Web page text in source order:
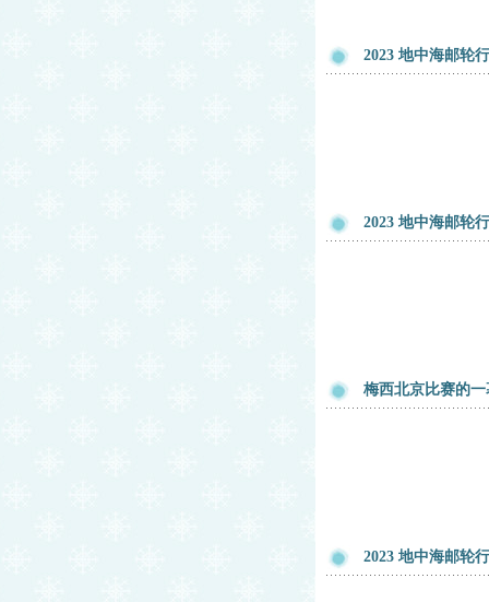
2023 地中海邮轮
2023 地中海邮轮
梅西北京比赛的
2023 地中海邮轮